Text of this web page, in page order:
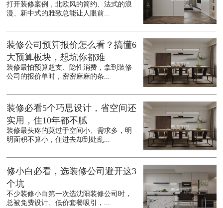
打开装修案例，北欧风的简约、法式的浪
漫、新中式的雅致总能让人眼前...
装修公司预算报价怎么看？搞懂6
大预算板块，想坑你都难
装修最怕预算超支、隐性消费，拿到装修
公司的报价单时，密密麻麻的条...
装修必看5个巧思设计，省空间还
实用，住10年都不腻
装修最头疼的莫过于空间小、需求多，明
明面积不算小，住进去却到处乱...
修小白必看，选装修公司避开这3
个坑
不少装修小白第一次选沈阳装修公司时，
总被免费设计、低价套餐吸引，...